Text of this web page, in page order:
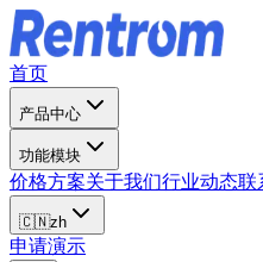
首页
产品中心
功能模块
价格方案关于我们行业动态联
🇨🇳zh
申请演示